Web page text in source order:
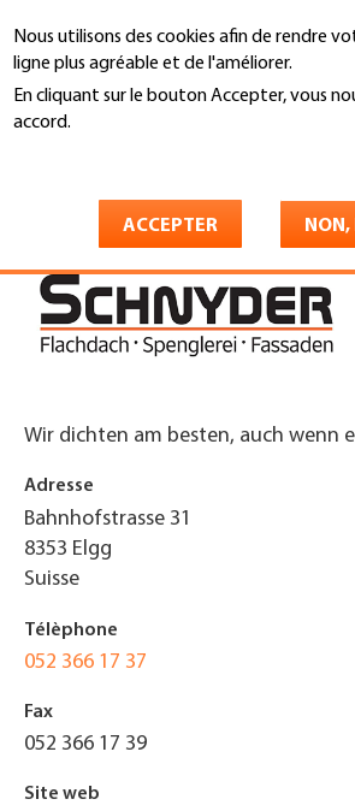
Nous utilisons des cookies afin de rendre
ligne plus agréable et de l'améliorer.
En cliquant sur le bouton Accepter, vous
accord.
ACCEPTER NON,
au
contenu
principal
You
Wir dichten am besten, auch wenn
Adresse
Bahnhofstrasse 31
8353 Elgg
Suisse
Télèphone
052 366 17 37
Fax
052 366 17 39
Site web